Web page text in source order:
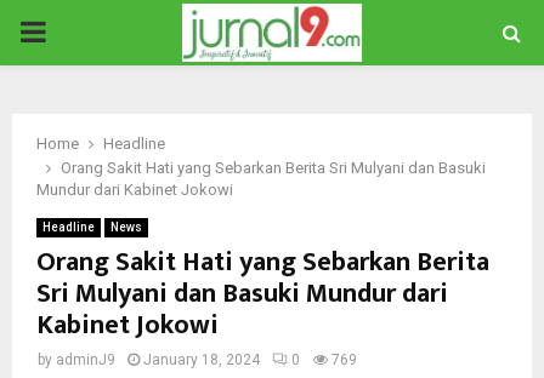
PRIMARY
Home
Headline
Orang Sakit Hati yang Sebarkan Berita Sri Mulyani dan Basuki
Mundur dari Kabinet Jokowi
Headline News
Orang Sakit Hati yang Sebarkan Berita
Sri Mulyani dan Basuki Mundur dari
Kabinet Jokowi
by adminJ9 January 18, 2024 0 769